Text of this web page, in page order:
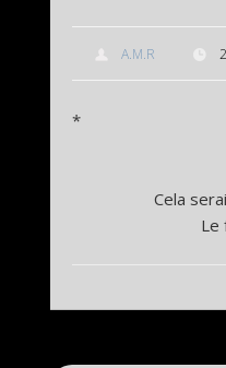
A.M.R
*
Cela
Le